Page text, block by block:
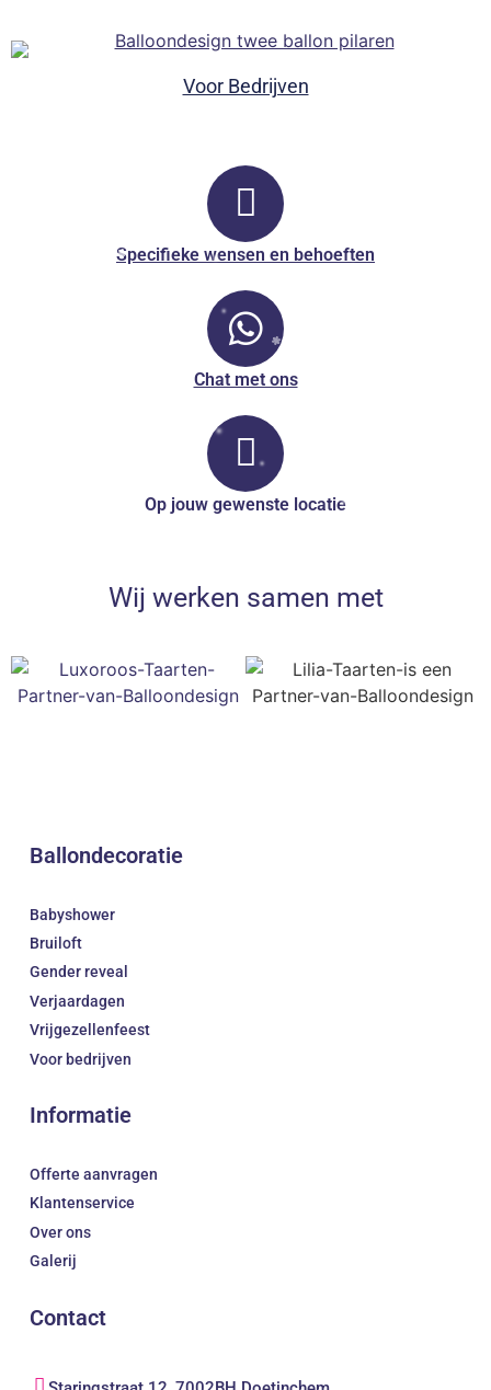
Voor Bedrijven
Specifieke wensen en behoeften
Chat met ons
Op jouw gewenste locatie
Wij werken samen met
Ballondecoratie
Babyshower
Bruiloft
Gender reveal
Verjaardagen
Vrijgezellenfeest
Voor bedrijven
Informatie
Offerte aanvragen
Klantenservice
Over ons
Galerij
Contact